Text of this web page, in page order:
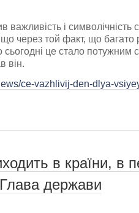
і символічність
через той факт, що багато
це стало
він.
ce-vazhlivij-den-dlya-
в країни, в
держави